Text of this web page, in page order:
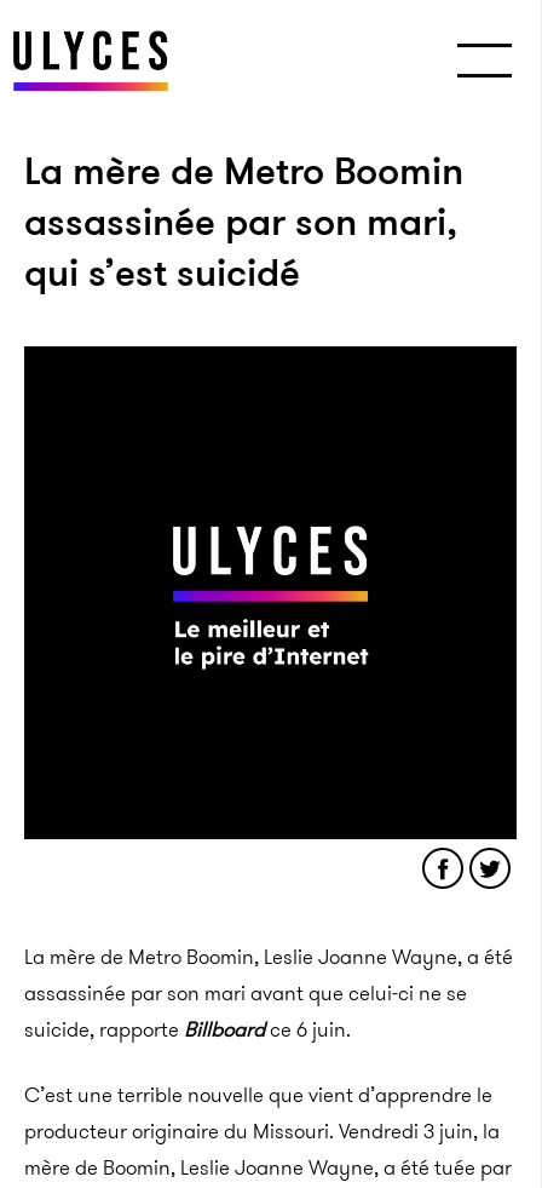
La mère de Metro Boomin
assassinée par son mari,
qui s’est suicidé
La mère de Metro Boomin, Leslie Joanne Wayne, a été
assassinée par son mari avant que celui-ci ne se
suicide, rapporte Billboardce 6 juin.
C’est une terrible nouvelle que vient d’apprendre le
producteur originaire du Missouri. Vendredi 3 juin, la
mère de Boomin, Leslie Joanne Wayne, a été tuée par